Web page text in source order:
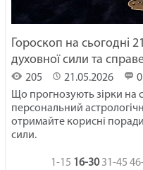
Гороскоп на сьогодні
духовної сили та
205 21.05.2026
0
Що прогнозують зірки на
персональний
отримайте корисні
сили.
1-15 16-30 31-45